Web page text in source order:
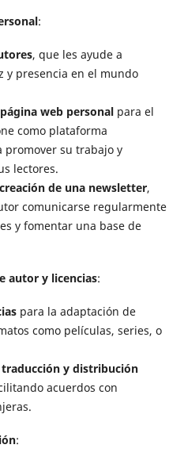
:
, que les ayude a
y presencia en el mundo
web personalpara el
como plataforma
promover su trabajo y
lectores.
de una newsletter,
comunicarse regularmente
y fomentar una base de
autor y licencias:
para la adaptación de
como películas, series, o
traducción y distribución
acuerdos con
: